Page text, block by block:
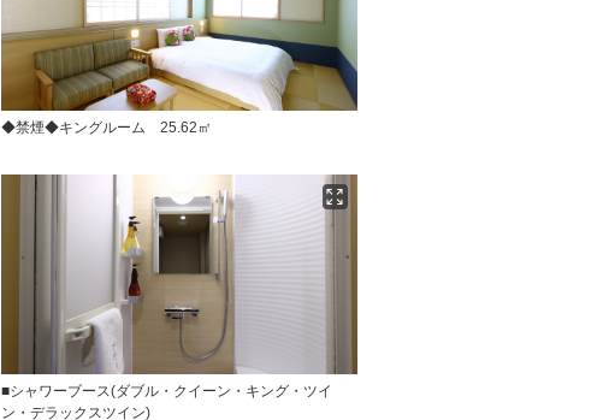
◆禁煙◆キングルーム 25.62㎡
■シャワーブース(ダブル・クイーン・キング・ツイ
ン・デラックスツイン)